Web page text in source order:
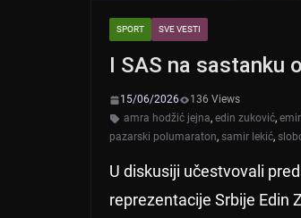
SPORT SVE VESTI
I SAS na sastanku
15/06/2026
136 Views
amra hodžić jejna, edin zuković,
pazarski polumaraton, samir lekić,
U diskusiji učestvovali
reprezentacije Srbije Edin